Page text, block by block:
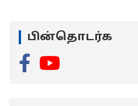
பின்தொடர்க